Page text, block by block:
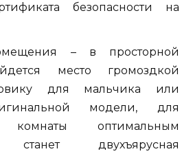
безопасности на
– в просторной
место громоздкой
для мальчика или
модели, для
комнаты оптимальным
станет двухъярусная